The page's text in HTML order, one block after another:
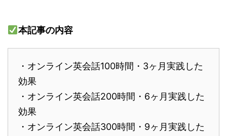
本記事の内容
・オンライン英会話100時間・3ヶ月実践した
効果
・オンライン英会話200時間・6ヶ月実践した
効果
・オンライン英会話300時間・9ヶ月実践した